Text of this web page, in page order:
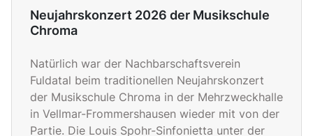
Neujahrskonzert 2026 der Musikschule
Chroma
Natürlich war der Nachbarschaftsverein
Fuldatal beim traditionellen Neujahrskonzert
der Musikschule Chroma in der Mehrzweckhalle
in Vellmar-Frommershausen wieder mit von der
Partie. Die Louis Spohr-Sinfonietta unter der